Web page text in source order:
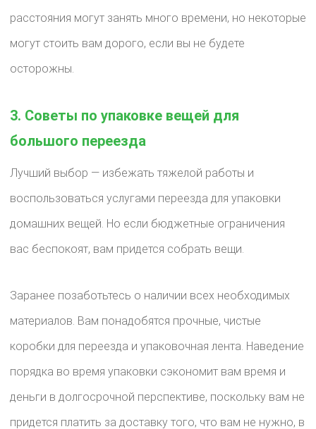
расстояния могут занять много времени, но некоторые
могут стоить вам дорого, если вы не будете
осторожны.
3. Советы по упаковке вещей для
большого переезда
Лучший выбор — избежать тяжелой работы и
воспользоваться услугами переезда для упаковки
домашних вещей. Но если бюджетные ограничения
вас беспокоят, вам придется собрать вещи.
Заранее позаботьтесь о наличии всех необходимых
материалов. Вам понадобятся прочные, чистые
коробки для переезда и упаковочная лента. Наведение
порядка во время упаковки сэкономит вам время и
деньги в долгосрочной перспективе, поскольку вам не
придется платить за доставку того, что вам не нужно, в